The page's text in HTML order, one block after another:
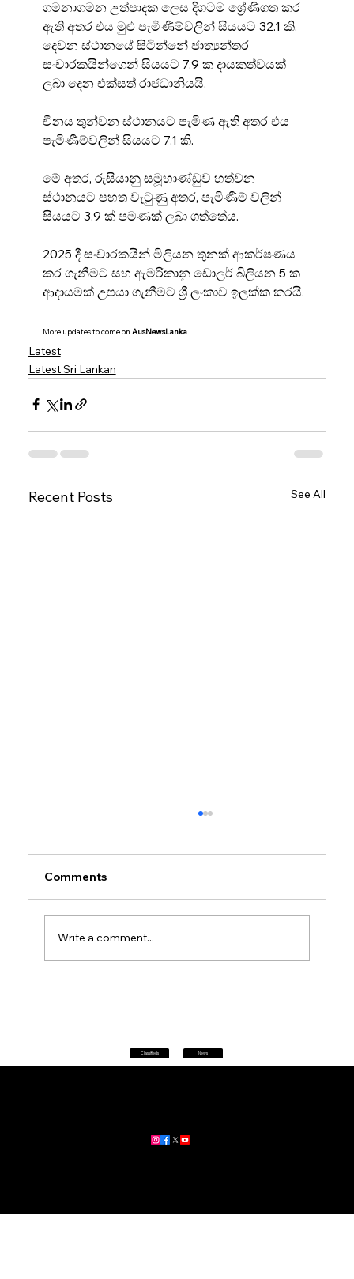
Classifieds News
ගමනාගමන උත්පාදක ලෙස දිගටම ශ්‍රේණිගත කර
ඇති අතර එය මුළු පැමිණීම්වලින් සියයට 32.1 කි.
දෙවන ස්ථානයේ සිටින්නේ ජාත්‍යන්තර
සංචාරකයින්ගෙන් සියයට 7.9 ක දායකත්වයක්
ලබා දෙන එක්සත් රාජධානියයි.
චීනය තුන්වන ස්ථානයට පැමිණ ඇති අතර එය
පැමිණීම්වලින් සියයට 7.1 කි.
මේ අතර, රුසියානු සමූහාණ්ඩුව හත්වන
ස්ථානයට පහත වැටුණු අතර, පැමිණීම් වලින්
සියයට 3.9 ක් පමණක් ලබා ගත්තේය.
2025 දී සංචාරකයින් මිලියන තුනක් ආකර්ෂණය
කර ගැනීමට සහ ඇමරිකානු ඩොලර් බිලියන 5 ක
ආදායමක් උපයා ගැනීමට ශ්‍රී ලංකාව ඉලක්ක කරයි.
More updates to come on AusNewsLanka.
Latest
Latest Sri Lankan
Recent Posts See All
Comments
Write a comment...
updates, and stories from Australia and Sri Lanka.